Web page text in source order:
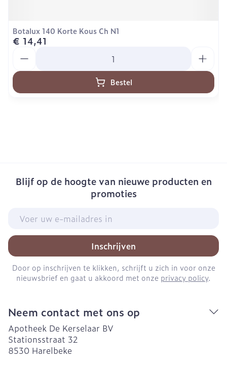
Botalux 140 Korte Kous Ch N1
€ 14,41
Bestel
Blijf op de hoogte van nieuwe producten en
promoties
Inschrijven
Door op inschrijven te klikken, schrijft u zich in voor onze
nieuwsbrief en gaat u akkoord met onze privacy policy.
Neem contact met ons op
Apotheek De Kerselaar BV
Stationsstraat 32
8530 Harelbeke